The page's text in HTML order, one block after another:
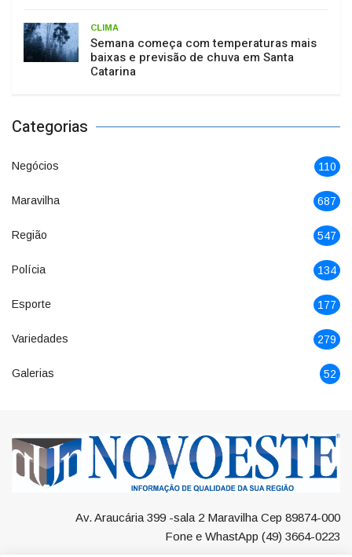
CLIMA
Semana começa com temperaturas mais
baixas e previsão de chuva em Santa
Catarina
Categorias
Negócios 110
Maravilha 687
Região 547
Polícia 134
Esporte 177
Variedades 279
Galerias 52
Av. Araucária 399 -sala 2 Maravilha Cep 89874-000
Fone e WhastApp (49) 3664-0223